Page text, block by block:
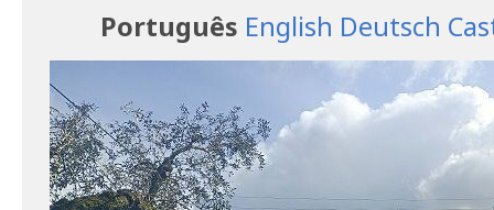
Português English Deutsch